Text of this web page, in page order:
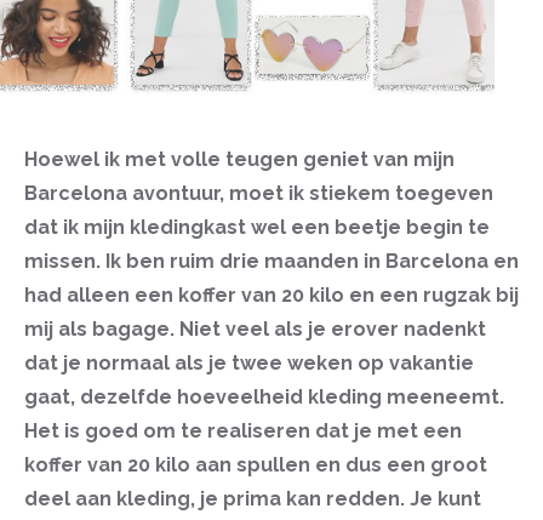
Hoewel ik met volle teugen geniet van mijn
Barcelona avontuur, moet ik stiekem toegeven
dat ik mijn kledingkast wel een beetje begin te
missen. Ik ben ruim drie maanden in Barcelona en
had alleen een koffer van 20 kilo en een rugzak bij
mij als bagage. Niet veel als je erover nadenkt
dat je normaal als je twee weken op vakantie
gaat, dezelfde hoeveelheid kleding meeneemt.
Het is goed om te realiseren dat je met een
koffer van 20 kilo aan spullen en dus een groot
deel aan kleding, je prima kan redden. Je kunt